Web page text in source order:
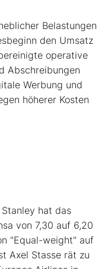
Belastungen
den Umsatz
operative
Abschreibungen
Werbung und
höherer Kosten
hat das
von 7,30 auf 6,20
"Equal-weight" auf
Axel Stasse rät zu